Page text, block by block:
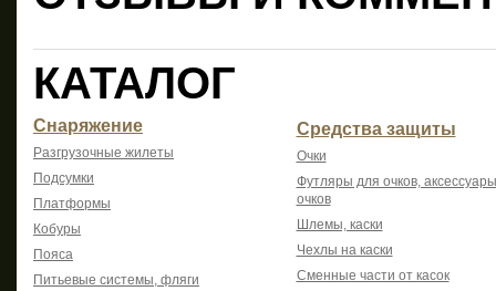
КАТАЛОГ
Снаряжение
Разгрузочные жилеты
Подсумки
Платформы
Кобуры
Пояса
Питьевые системы, фляги
Средства защиты
Очки
Футляры для очков,
очков
Шлемы, каски
Чехлы на каски
Сменные части от касок